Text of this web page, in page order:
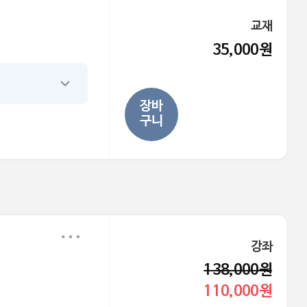
교재
35,000원
장바
구니
강좌
138,000원
110,000원